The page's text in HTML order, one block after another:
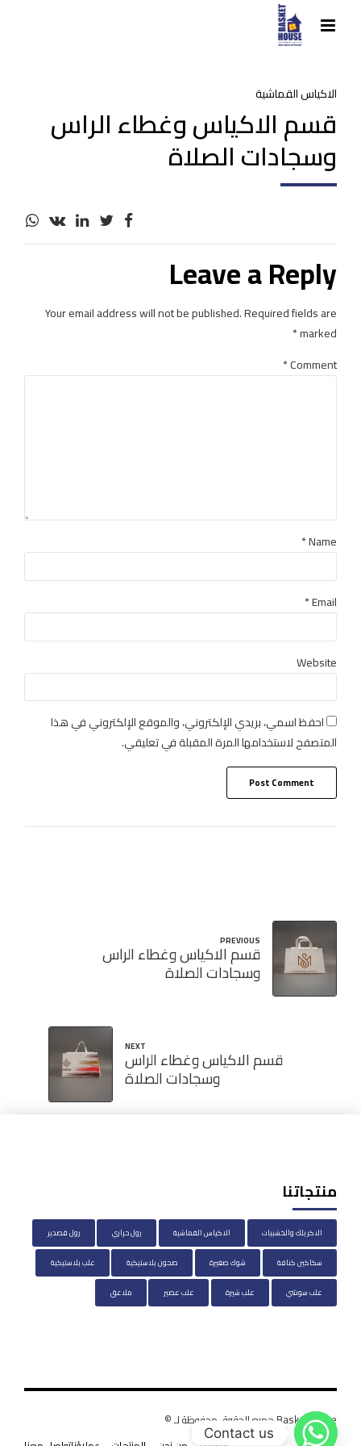
الاكياس القماشية
قسم الاكياس وغطاء الراس
وسجادات الصلاة
Leave a Reply
Your email address will not be published. Required fields are
marked *
Comment
*
Name *
Email *
Website
احفظ اسمي، بريدي الإلكتروني، والموقع الإلكتروني في هذا
المتصفح لاستخدامها المرة المقبلة في تعليقي.
Post Comment
PREVIOUS
قسم الاكياس وغطاء الراس
وسجادات الصلاة
NEXT
قسم الاكياس وغطاء الراس
وسجادات الصلاة
منتجاتنا
الاكريلك والخشبيات الاكياس القماشية رول حراري رول قصدير
سكاكين كنافة شوك صغيرة صحون بلاستيكية علب بلاستيكية
علب سوشي علب شيرة علب عصير ملاعق
BasketHouse جميع الحقوق محفوظة لـ ©
Contact us